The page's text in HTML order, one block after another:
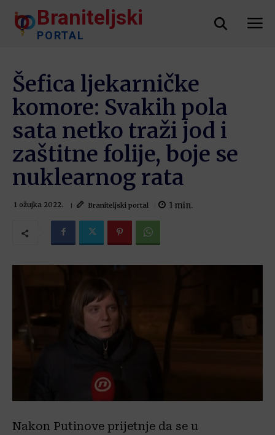
Braniteljski
PORTAL
Šefica ljekarničke
komore: Svakih pola
sata netko traži jod i
zaštitne folije, boje se
nuklearnog rata
1 ožujka 2022. Braniteljski portal 1 min.
Nakon Putinove prijetnje da se u